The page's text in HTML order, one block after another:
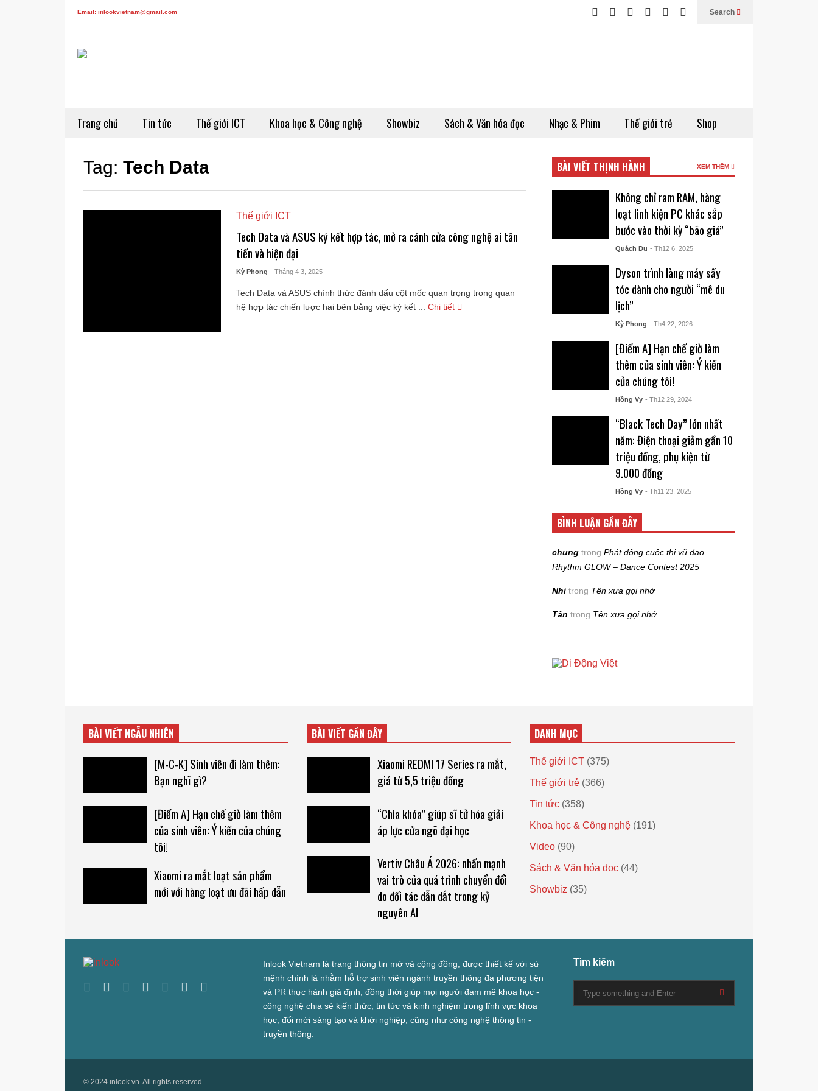
Email: inlookvietnam@gmail.com Search
Trang chủ Tin tức Thế giới ICT Khoa học & Công nghệ Showbiz Sách & Văn hóa đọc Nhạc & Phim Thế giới trẻ Shop
Tag: Tech Data
Thế giới ICT
Tech Data và ASUS ký kết hợp tác, mở ra cánh cửa công nghệ ai tân
tiến và hiện đại
Kỳ Phong - Tháng 4 3, 2025
Tech Data và ASUS chính thức đánh dấu cột mốc quan trọng trong quan
hệ hợp tác chiến lược hai bên bằng việc ký kết ...
Chi tiết
BÀI VIẾT THỊNH HÀNH XEM THÊM
Không chỉ ram RAM, hàng
loạt linh kiện PC khác sắp
bước vào thời kỳ “bão giá”
Quách Du - Th12 6, 2025
Dyson trình làng máy sấy
tóc dành cho người “mê du
lịch”
Kỳ Phong - Th4 22, 2026
[Điểm A] Hạn chế giờ làm
thêm của sinh viên: Ý kiến
của chúng tôi!
Hồng Vy - Th12 29, 2024
“Black Tech Day” lớn nhất
năm: Điện thoại giảm gần 10
triệu đồng, phụ kiện từ
9.000 đồng
Hồng Vy - Th11 23, 2025
BÌNH LUẬN GẦN ĐÂY
chung trongPhát động cuộc thi vũ đạo
Rhythm GLOW – Dance Contest 2025
Nhi trong Tên xưa gọi nhớ
Tân trong Tên xưa gọi nhớ
BÀI VIẾT NGẪU NHIÊN
[M-C-K] Sinh viên đi làm thêm:
Bạn nghĩ gì?
[Điểm A] Hạn chế giờ làm thêm
của sinh viên: Ý kiến của chúng
tôi!
Xiaomi ra mắt loạt sản phẩm
mới với hàng loạt ưu đãi hấp dẫn
BÀI VIẾT GẦN ĐÂY
Xiaomi REDMI 17 Series ra mắt,
giá từ 5,5 triệu đồng
“Chìa khóa” giúp sĩ tử hóa giải
áp lực cửa ngõ đại học
Vertiv Châu Á 2026: nhấn mạnh
vai trò của quá trình chuyển đổi
do đối tác dẫn dắt trong kỷ
nguyên AI
DANH MỤC
Thế giới ICT (375)
Thế giới trẻ (366)
Tin tức (358)
Khoa học & Công nghệ (191)
Video (90)
Sách & Văn hóa đọc (44)
Showbiz (35)
Inlook Vietnam là trang thông tin mở và cộng đồng, được thiết kế với sứ
mệnh chính là nhằm hỗ trợ sinh viên ngành truyền thông đa phương tiện
và PR thực hành giả định, đồng thời giúp mọi người đam mê khoa học -
công nghệ chia sẻ kiến thức, tin tức và kinh nghiệm trong lĩnh vực khoa
học, đổi mới sáng tạo và khởi nghiệp, cũng như công nghệ thông tin -
truyền thông.
Tìm kiếm
© 2024 inlook.vn. All rights reserved.